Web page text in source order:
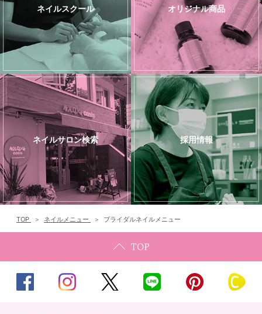
ネイルスクール オリジナル商品
ネイルサロン検索 採用情報
TOP ネイルメニュー ブライダルネイルメニュー